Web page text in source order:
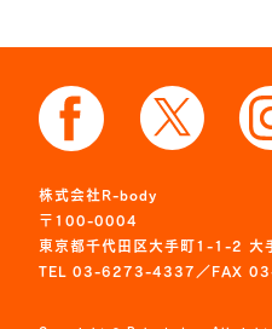
株式会社R-body
〒100-0004
東京都千代田区大手町1-1-2 大
TEL 03-6273-4337／FAX